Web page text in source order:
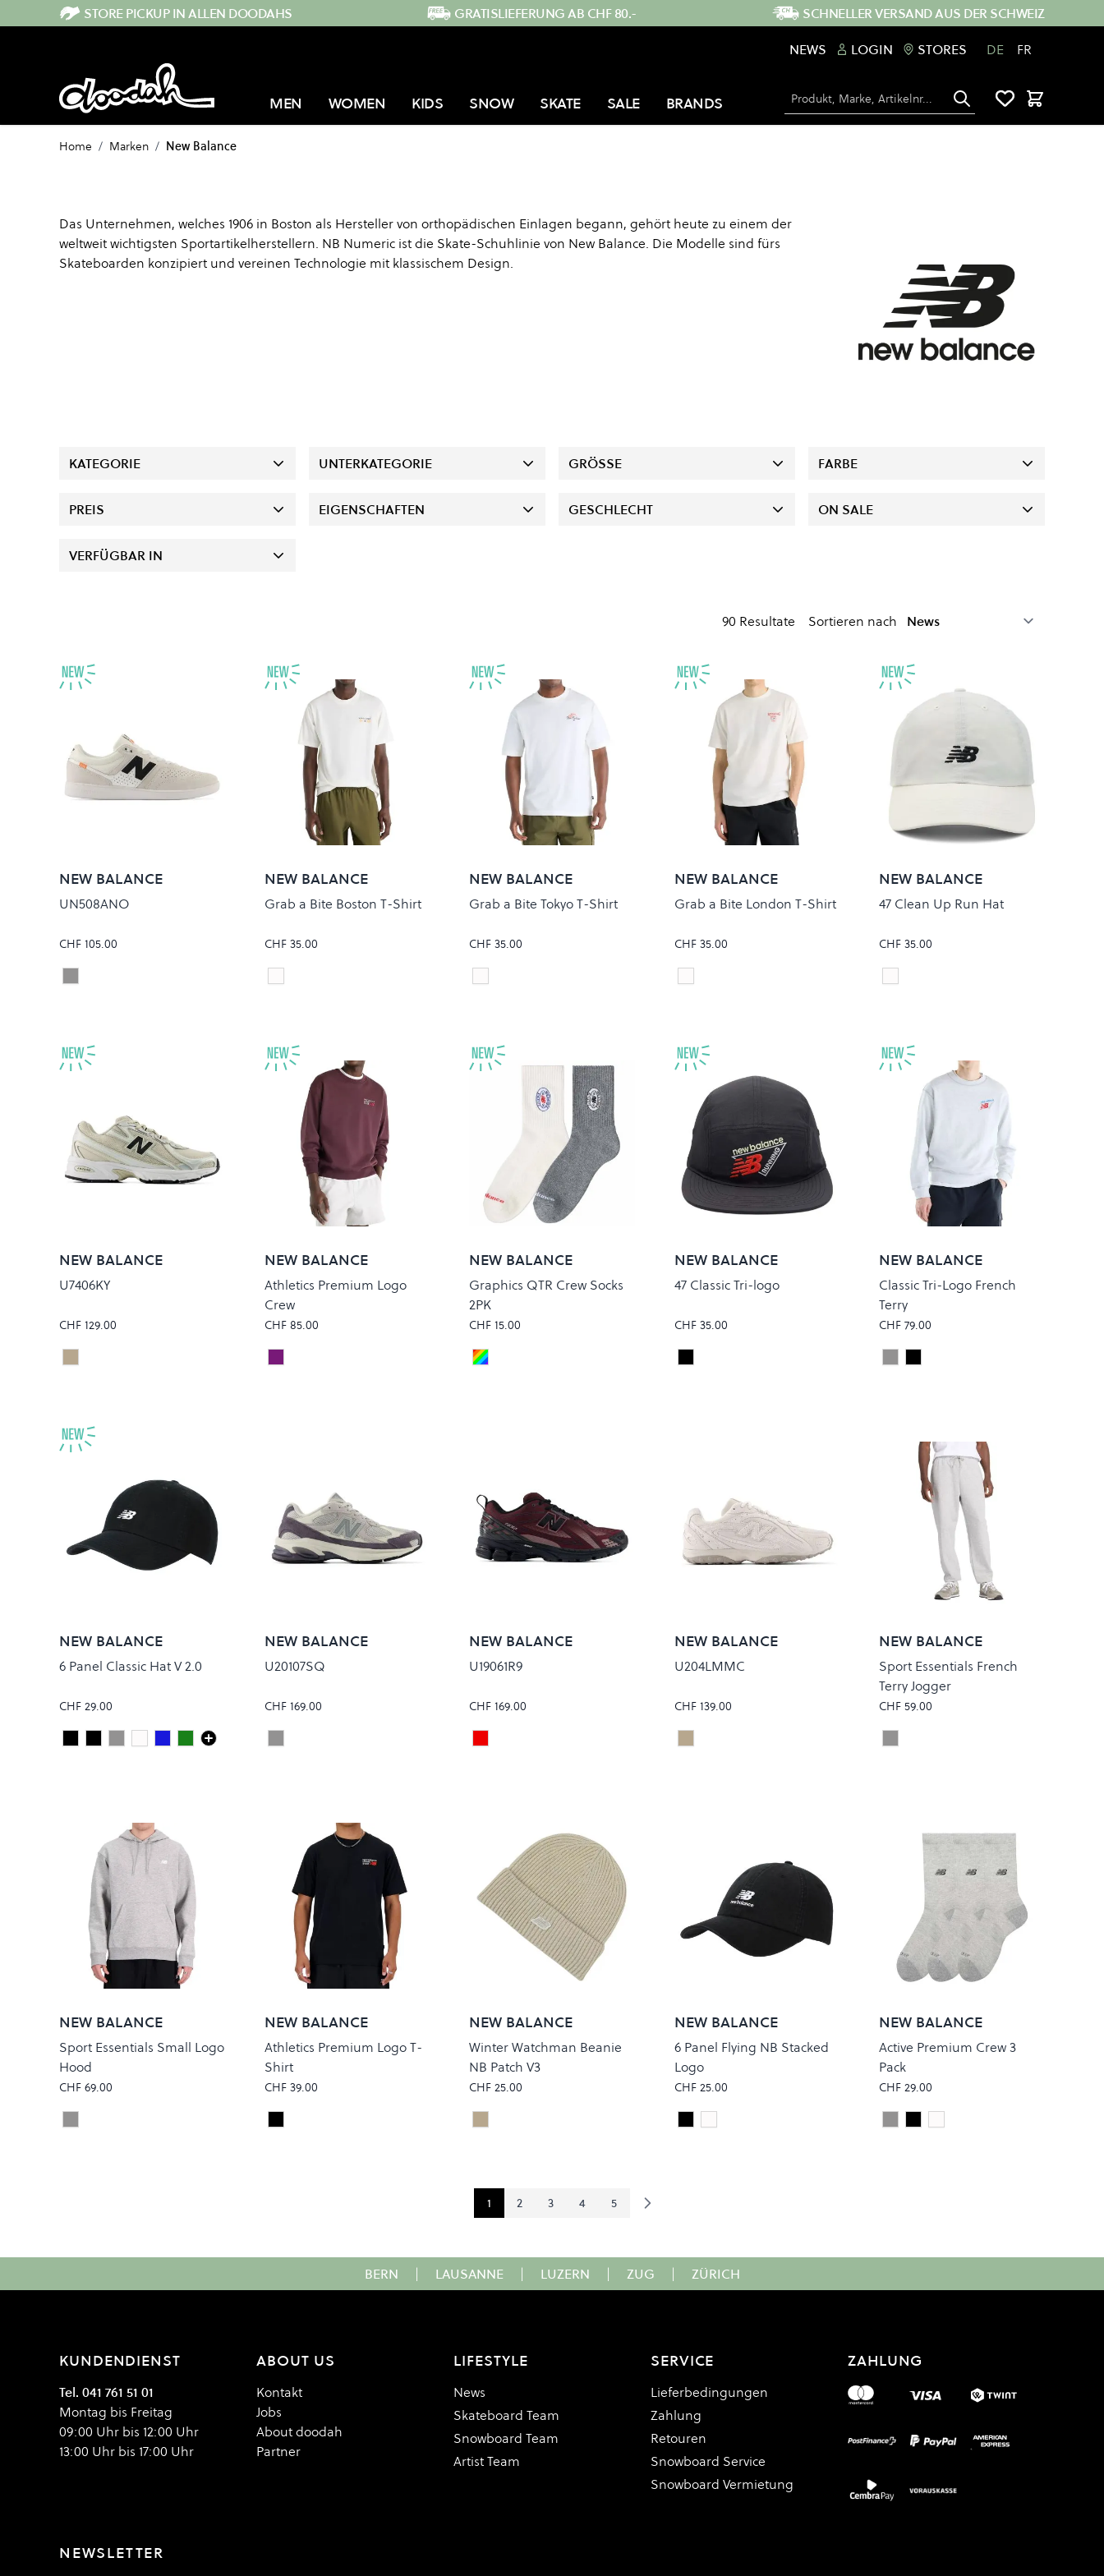
Direkt zum InhaltSTORE PICKUP IN ALLEN DOODAHS GRATISLIEFERUNG AB CHF 80.-
SCHNELLER VERSAND AUS DER SCHWEIZ
NEWS
LOGIN STORES DE FR
MEN WOMEN KIDS SNOW SKATE SALE BRANDS Suche Warenkorb
Home / Marken / New Balance
Das Unternehmen, welches 1906 in Boston als Hersteller von orthopädischen Einlagen begann, gehört heute zu einem der
weltweit wichtigsten Sportartikelherstellern. NB Numeric ist die Skate-Schuhlinie von New Balance. Die Modelle sind fürs
Skateboarden konzipiert und vereinen Technologie mit klassischem Design.
KATEGORIE UNTERKATEGORIE GRÖSSE FARBE
PREIS EIGENSCHAFTEN GESCHLECHT ON SALE
VERFÜGBAR IN
90 Resultate Sortieren nach
NEW BALANCE
UN508ANO
CHF 105.00
Colour
REFLECTION/BLACK
NEW BALANCE
Grab a Bite Boston T-Shirt
CHF 35.00
Colour
Sea Salt
NEW BALANCE
Grab a Bite Tokyo T-Shirt
CHF 35.00
Colour
Sea Salt
NEW BALANCE
Grab a Bite London T-Shirt
CHF 35.00
Colour
Sea Salt
NEW BALANCE
47 Clean Up Run Hat
CHF 35.00
Colour
Angora
NEW BALANCE
U7406KY
CHF 129.00
Colour
TIMBERWOLF
NEW BALANCE
Athletics Premium Logo
Crew
CHF 85.00
Colour
CHERRY LEATHER
NEW BALANCE
Graphics QTR Crew Socks
2PK
CHF 15.00
Colour
ASSORTED 1 COLORS
NEW BALANCE
47 Classic Tri-logo
CHF 35.00
Colour
NEO FLAME
NEW BALANCE
Classic Tri-Logo French
Terry
CHF 79.00
Colour
ASH HEATHER MULTI
BLACK CEMENT
NEW BALANCE
6 Panel Classic Hat V 2.0
CHF 29.00
Colour
BlackBlack/Black
SlatewhiteNB NAVY
NORDIC GREEN
NEW BALANCE
U20107SQ
CHF 169.00
Colour
NEPTUNE GREY/SEA SALT
NEW BALANCE
U19061R9
CHF 169.00
Colour
CHERRY LEATHER/BLACK
NEW BALANCE
U204LMMC
CHF 139.00
Colour
Beige
NEW BALANCE
Sport Essentials French
Terry Jogger
CHF 59.00
Colour
Athletic Grey
NEW BALANCE
Sport Essentials Small Logo
Hood
CHF 69.00
Colour
Athletic Grey
NEW BALANCE
Athletics Premium Logo T-
Shirt
CHF 39.00
Colour
Black
NEW BALANCE
Winter Watchman Beanie
NB Patch V3
CHF 25.00
Colour
TIMBERWOLF
NEW BALANCE
6 Panel Flying NB Stacked
Logo
CHF 25.00
Colour
BlackSea Salt
NEW BALANCE
Active Premium Crew 3
Pack
CHF 29.00
Colour
Athletic Grey
Blackwhite
Sie lesen gerade Seite
1 Seite
2 Seite
3 Seite
4 Seite
5
BERN | LAUSANNE | LUZERN | ZUG | ZÜRICH
KUNDENDIENST
Tel. 041 761 51 01
Montag bis Freitag
09:00 Uhr bis 12:00 Uhr
13:00 Uhr bis 17:00 Uhr
ABOUT US
Kontakt
Jobs
About doodah
Partner
LIFESTYLE
News
Skateboard Team
Snowboard Team
Artist Team
SERVICE
Lieferbedingungen
Zahlung
Retouren
Snowboard Service
Snowboard Vermietung
ZAHLUNG
NEWSLETTER